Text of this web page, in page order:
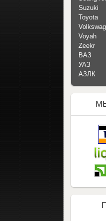
Suzuki
Toyota
Voyah
Zeekr
ВАЗ
УАЗ
АЗЛК